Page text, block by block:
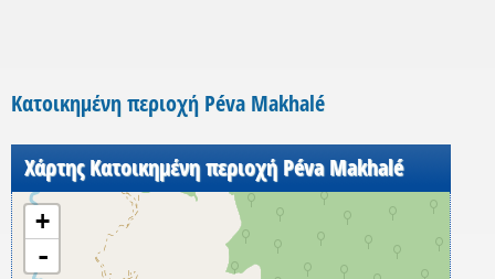
Κατοικημένη περιοχή Péva Makhalé
Χάρτης Κατοικημένη περιοχή Péva Makhalé
+
-